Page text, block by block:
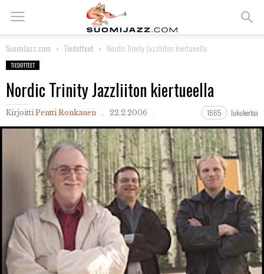
SuomiJazz.com Tiedotteet Nordic Trinity Jazzliiton kiertueella
TIEDOTTEET
Nordic Trinity Jazzliiton kiertueella
Kirjoitti Pentti Ronkanen 22.2.2006 1665 lukukertaa